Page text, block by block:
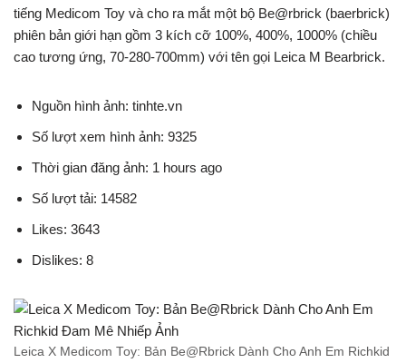
tiếng Medicom Toy và cho ra mắt một bộ Be@rbrick (baerbrick)
phiên bản giới hạn gồm 3 kích cỡ 100%, 400%, 1000% (chiều
cao tương ứng, 70-280-700mm) với tên gọi Leica M Bearbrick.
Nguồn hình ảnh: tinhte.vn
Số lượt xem hình ảnh: 9325
Thời gian đăng ảnh: 1 hours ago
Số lượt tải: 14582
Likes: 3643
Dislikes: 8
Leica X Medicom Toy: Bản Be@Rbrick Dành Cho Anh Em Richkid